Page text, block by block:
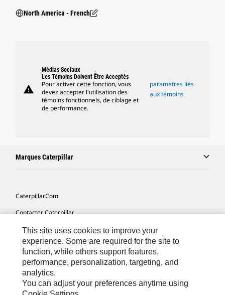
North America - French
warning
Médias Sociaux
Les Témoins Doivent Être Acceptés
Pour activer cette fonction, vous
devez accepter l'utilisation des
témoins fonctionnels, de ciblage et
de performance.
paramètres liés
aux témoins
Marques Caterpillar
Caterpillar.com
Contacter Caterpillar
Mes Préférences Marketing
Plan Du Site
Cookie Settings
Légales
This site uses cookies to improve your
experience. Some are required for the site to
function, while others support features,
performance, personalization, targeting, and
analytics.
You can adjust your preferences anytime using